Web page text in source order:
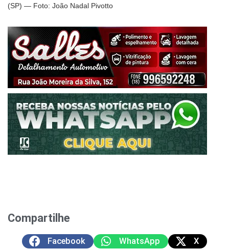
(SP) — Foto: João Nadal Pivotto
Compartilhe
Facebook WhatsApp X